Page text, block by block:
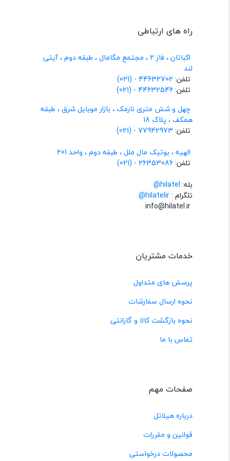
راه های ارتباطی
اکباتان ، فاز 2 ، مجتمع مگامال ، طبقه دوم ، آیتی
لند
تلفن: 44632702 - (021)
تلفن:44632546 - (021)
چهل و شش متری نارمک ، بازار موبایل شرق ، طبقه
همکف ، پلاک 18
تلفن: 77942973 - (021)
الهیه ، بوتیک مال ملل ، طبقه دوم ، واحد 201
تلفن:26353086 - (021)
بله: hilatel@
تلگرام :@hilatelir
خدمات مشتریان
پرسش های متداول
نحوه ارسال سفارشات
نحوه بازگشت کالا و گارانتی
تماس با ما
صفحات مهم
درباره هیلاتل
قوانین و مقررات
محصولات درخواستی